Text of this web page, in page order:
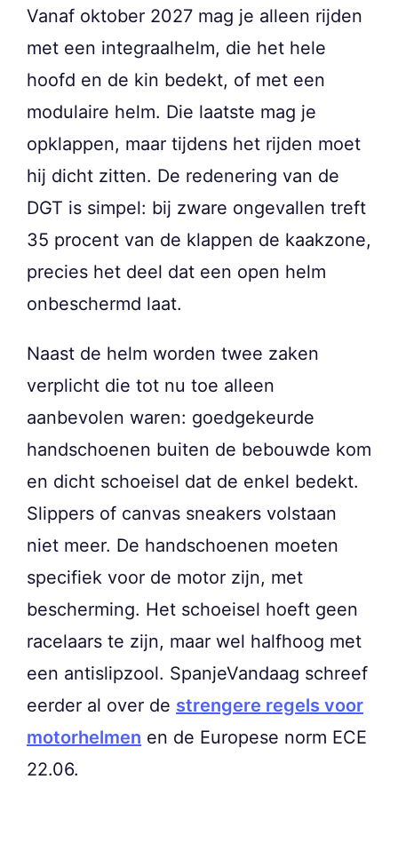
Vanaf oktober 2027 mag je alleen rijden
met een integraalhelm, die het hele
hoofd en de kin bedekt, of met een
modulaire helm. Die laatste mag je
opklappen, maar tijdens het rijden moet
hij dicht zitten. De redenering van de
DGT is simpel: bij zware ongevallen treft
35 procent van de klappen de kaakzone,
precies het deel dat een open helm
onbeschermd laat.
Naast de helm worden twee zaken
verplicht die tot nu toe alleen
aanbevolen waren: goedgekeurde
handschoenen buiten de bebouwde kom
en dicht schoeisel dat de enkel bedekt.
Slippers of canvas sneakers volstaan
niet meer. De handschoenen moeten
specifiek voor de motor zijn, met
bescherming. Het schoeisel hoeft geen
racelaars te zijn, maar wel halfhoog met
een antislipzool. SpanjeVandaag schreef
eerder al over de strengere regels voor
motorhelmen en de Europese norm ECE
22.06.